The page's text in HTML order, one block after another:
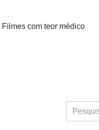
Filmes com teor médico